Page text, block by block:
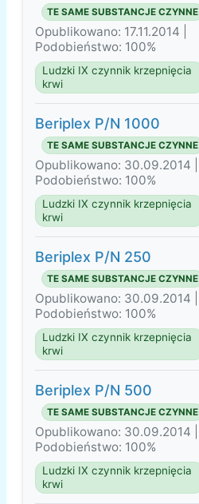
TE SAME SUBSTANCJE CZYNNE
Opublikowano: 17.11.2014 |
Podobieństwo: 100%
Ludzki IX czynnik krzepnięcia
krwi
Beriplex P/N 1000
TE SAME SUBSTANCJE CZYNNE
Opublikowano: 30.09.2014 |
Podobieństwo: 100%
Ludzki IX czynnik krzepnięcia
krwi
Beriplex P/N 250
TE SAME SUBSTANCJE CZYNNE
Opublikowano: 30.09.2014 |
Podobieństwo: 100%
Ludzki IX czynnik krzepnięcia
krwi
Beriplex P/N 500
TE SAME SUBSTANCJE CZYNNE
Opublikowano: 30.09.2014 |
Podobieństwo: 100%
Ludzki IX czynnik krzepnięcia
krwi